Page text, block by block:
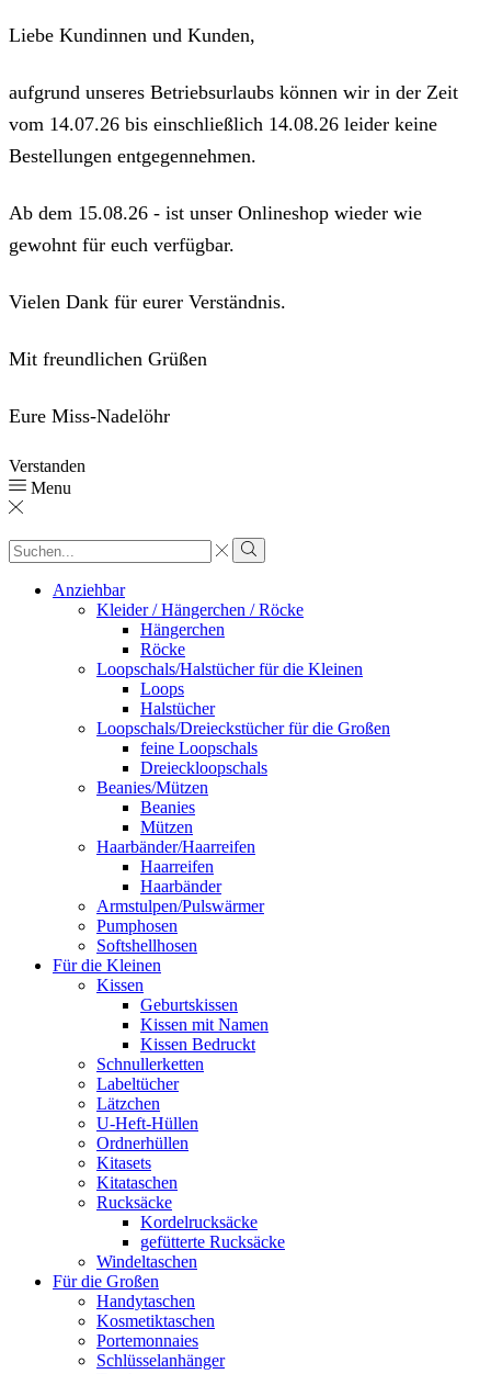
Liebe Kundinnen und Kunden,
aufgrund unseres Betriebsurlaubs können wir in der Zeit
vom 14.07.26 bis einschließlich 14.08.26 leider keine
Bestellungen entgegennehmen.
Ab dem 15.08.26 - ist unser Onlineshop wieder wie
gewohnt für euch verfügbar.
Vielen Dank für eurer Verständnis.
Mit freundlichen Grüßen
Eure Miss-Nadelöhr
Verstanden
Menu
Sucheingabe
Suche
Anziehbar
Kleider / Hängerchen / Röcke
Hängerchen
Röcke
Loopschals/Halstücher für die Kleinen
Loops
Halstücher
Loopschals/Dreieckstücher für die Großen
feine Loopschals
Dreieckloopschals
Beanies/Mützen
Beanies
Mützen
Haarbänder/Haarreifen
Haarreifen
Haarbänder
Armstulpen/Pulswärmer
Pumphosen
Softshellhosen
Für die Kleinen
Kissen
Geburtskissen
Kissen mit Namen
Kissen Bedruckt
Schnullerketten
Labeltücher
Lätzchen
U-Heft-Hüllen
Ordnerhüllen
Kitasets
Kitataschen
Rucksäcke
Kordelrucksäcke
gefütterte Rucksäcke
Windeltaschen
Für die Großen
Handytaschen
Kosmetiktaschen
Portemonnaies
Schlüsselanhänger